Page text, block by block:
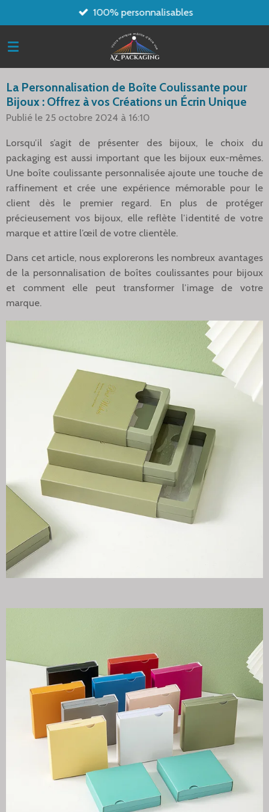
au
contenu
100% personnalisables
La Personnalisation de Boîte Coulissante pour
Bijoux : Offrez à vos Créations un Écrin Unique
Publié le 25 octobre 2024 à 16:10
Lorsqu’il s’agit de présenter des bijoux, le choix du
packaging est aussi important que les bijoux eux-mêmes.
Une boîte coulissante personnalisée ajoute une touche de
raffinement et crée une expérience mémorable pour le
client dès le premier regard. En plus de protéger
précieusement vos bijoux, elle reflète l’identité de votre
marque et attire l’œil de votre clientèle.
Dans cet article, nous explorerons les nombreux avantages
de la personnalisation de boîtes coulissantes pour bijoux
et comment elle peut transformer l’image de votre
marque.